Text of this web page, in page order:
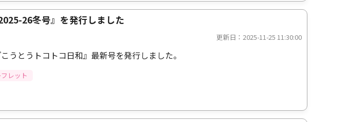
26冬号』を発行しました
更新日：2025-11-25 11:30:00
うとうトコトコ日和』最新号を発行しました。
レット